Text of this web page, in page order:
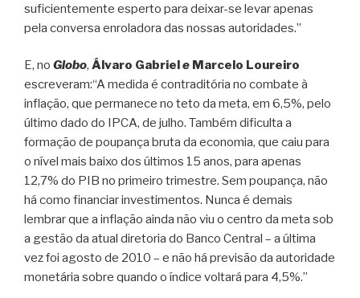
suficientemente esperto para deixar-se levar apenas
pela conversa enroladora das nossas autoridades.”
E, no Globo, Álvaro Gabriele Marcelo Loureiro
escreveram:“A medida é contraditória no combate à
inflação, que permanece no teto da meta, em 6,5%, pelo
último dado do IPCA, de julho. Também dificulta a
formação de poupança bruta da economia, que caiu para
o nível mais baixo dos últimos 15 anos, para apenas
12,7% do PIB no primeiro trimestre. Sem poupança, não
há como financiar investimentos. Nunca é demais
lembrar que a inflação ainda não viu o centro da meta sob
a gestão da atual diretoria do Banco Central – a última
vez foi agosto de 2010 – e não há previsão da autoridade
monetária sobre quando o índice voltará para 4,5%.”